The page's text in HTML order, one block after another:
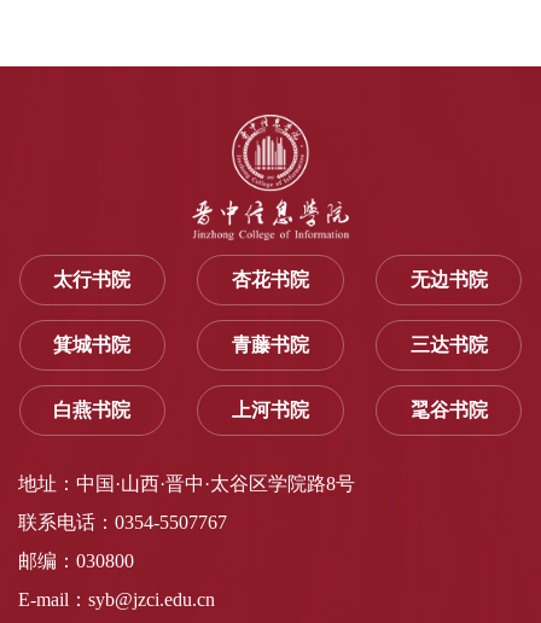
太行书院 杏花书院 无边书院
箕城书院 青藤书院 三达书院
白燕书院 上河书院 毣谷书院
地址：中国·山西·晋中·太谷区学院路8号
联系电话：0354-5507767
邮编：030800
E-mail：syb@jzci.edu.cn